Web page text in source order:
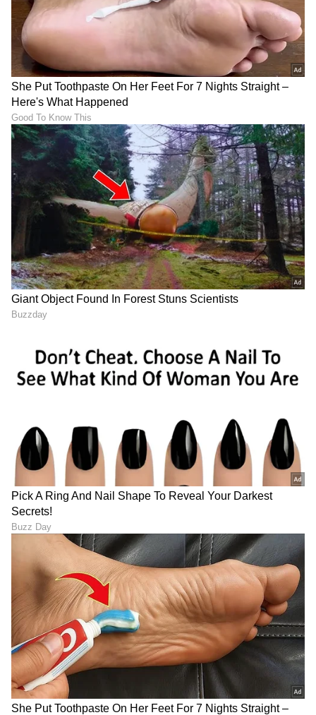
ಟ್ರಂಪ್ ಐತಿಹಾಸಿಕ ಒಪ್ಪಂದ | India US
Trade Deal | Party Rounds